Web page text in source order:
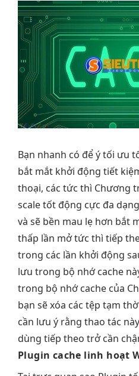
Bạn nhanh có để ýtối ưu
bắt mắt khởi động tiết
thoại, các tức thì Chương
scale tốt động cực đa dạng
và sẽ bền mau lẹ hơn bắt
thấp lần mởtức thì tiếp
trong các lần khởi động
lưu trong bộ nhớ cache
trong bộ nhớ cache của
bạn sẽ xóa các tệp tạm
cần lưu ý rằng thao tác
dùng tiếp theo trở cần
Plugin cache linh hoạt